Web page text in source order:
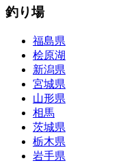
釣り場
福島県
桧原湖
新潟県
宮城県
山形県
相馬
茨城県
栃木県
岩手県